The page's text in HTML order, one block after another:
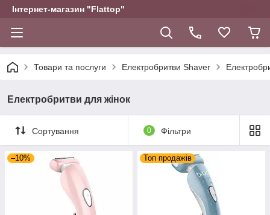
Інтернет-магазин "Flattop"
Товари та послуги Електробритви Shaver
Електробритви для жінок
Сортування 0 Фільтри
–10% Топ продажів